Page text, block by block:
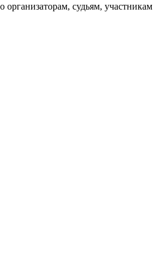
организаторам, судьям, участникам